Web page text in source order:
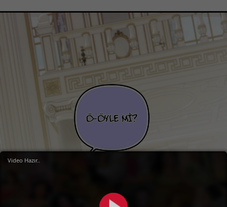
Video Hazır..